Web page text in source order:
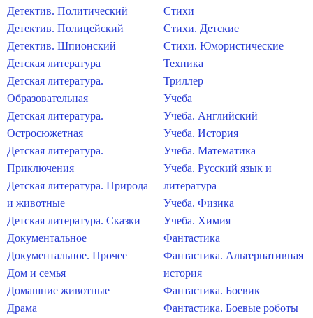
Детектив. Политический
Детектив. Полицейский
Детектив. Шпионский
Детская литература
Детская литература.
Образовательная
Детская литература.
Остросюжетная
Детская литература.
Приключения
Детская литература. Природа
и животные
Детская литература. Сказки
Документальное
Документальное. Прочее
Дом и семья
Домашние животные
Драма
Стихи
Стихи. Детские
Стихи. Юмористические
Техника
Триллер
Учеба
Учеба. Английский
Учеба. История
Учеба. Математика
Учеба. Русский язык и
литература
Учеба. Физика
Учеба. Химия
Фантастика
Фантастика. Альтернативная
история
Фантастика. Боевик
Фантастика. Боевые роботы